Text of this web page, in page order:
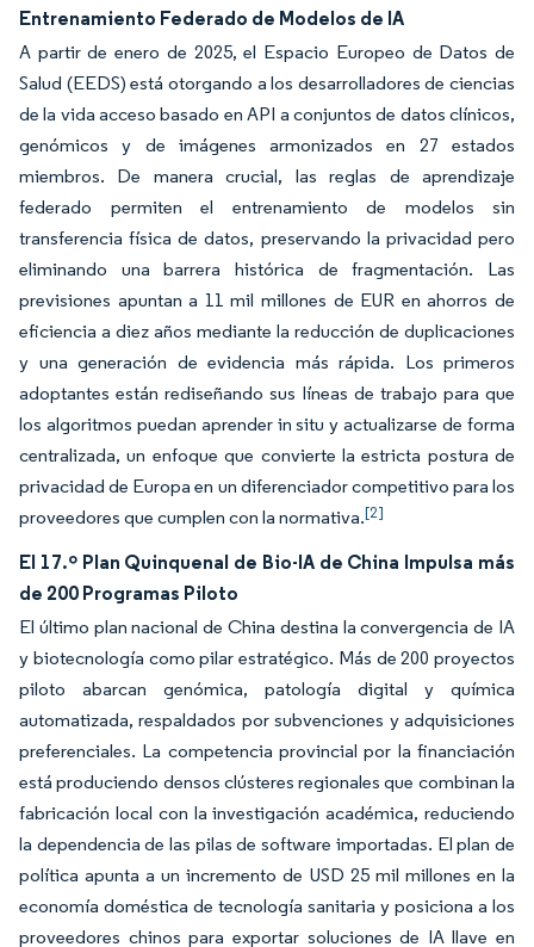
Entrenamiento Federado de Modelos de IA
A partir de enero de 2025, el Espacio Europeo de Datos de
Salud (EEDS) está otorgando a los desarrolladores de ciencias
de la vida acceso basado en API a conjuntos de datos clínicos,
genómicos y de imágenes armonizados en 27 estados
miembros. De manera crucial, las reglas de aprendizaje
federado permiten el entrenamiento de modelos sin
transferencia física de datos, preservando la privacidad pero
eliminando una barrera histórica de fragmentación. Las
previsiones apuntan a 11 mil millones de EUR en ahorros de
eficiencia a diez años mediante la reducción de duplicaciones
y una generación de evidencia más rápida. Los primeros
adoptantes están rediseñando sus líneas de trabajo para que
los algoritmos puedan aprender in situ y actualizarse de forma
centralizada, un enfoque que convierte la estricta postura de
privacidad de Europa en un diferenciador competitivo para los
proveedores que cumplen con la normativa.[2]
El 17.º Plan Quinquenal de Bio-IA de China Impulsa más
de 200 Programas Piloto
El último plan nacional de China destina la convergencia de IA
y biotecnología como pilar estratégico. Más de 200 proyectos
piloto abarcan genómica, patología digital y química
automatizada, respaldados por subvenciones y adquisiciones
preferenciales. La competencia provincial por la financiación
está produciendo densos clústeres regionales que combinan la
fabricación local con la investigación académica, reduciendo
la dependencia de las pilas de software importadas. El plan de
política apunta a un incremento de USD 25 mil millones en la
economía doméstica de tecnología sanitaria y posiciona a los
proveedores chinos para exportar soluciones de IA llave en